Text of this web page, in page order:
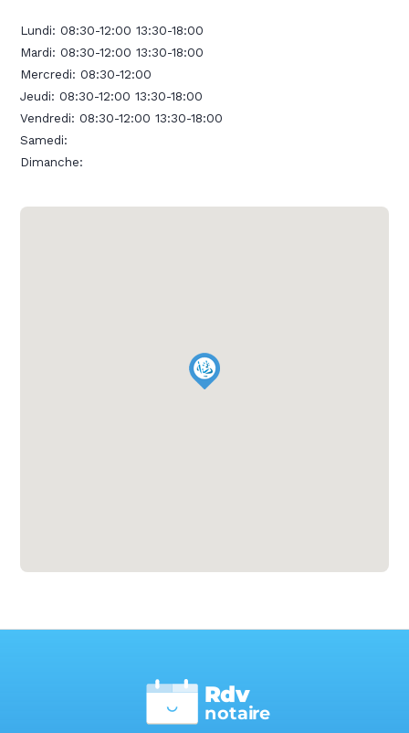
Lundi:08:30-12:00 13:30-18:00
Mardi:08:30-12:00 13:30-18:00
Mercredi:08:30-12:00
Jeudi:08:30-12:00 13:30-18:00
Vendredi:08:30-12:00 13:30-18:00
Samedi:
Dimanche:
notaire
Rdv